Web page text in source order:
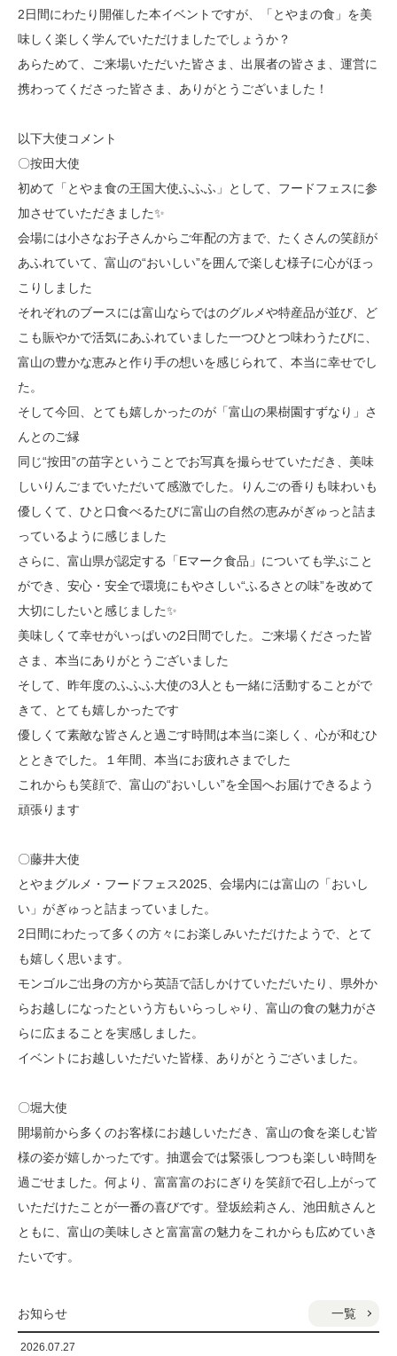
2日間にわたり開催した本イベントですが、「とやまの食」を美
味しく楽しく学んでいただけましたでしょうか？
あらためて、ご来場いただいた皆さま、出展者の皆さま、運営に
携わってくださった皆さま、ありがとうございました！
以下大使コメント
〇按田大使
初めて「とやま食の王国大使ふふふ」として、フードフェスに参
加させていただきました✨
会場には小さなお子さんからご年配の方まで、たくさんの笑顔が
あふれていて、富山の“おいしい”を囲んで楽しむ様子に心がほっ
こりしました
それぞれのブースには富山ならではのグルメや特産品が並び、ど
こも賑やかで活気にあふれていました一つひとつ味わうたびに、
富山の豊かな恵みと作り手の想いを感じられて、本当に幸せでし
た。
そして今回、とても嬉しかったのが「富山の果樹園すずなり」さ
んとのご縁
同じ“按田”の苗字ということでお写真を撮らせていただき、美味
しいりんごまでいただいて感激でした。りんごの香りも味わいも
優しくて、ひと口食べるたびに富山の自然の恵みがぎゅっと詰ま
っているように感じました
さらに、富山県が認定する「Eマーク食品」についても学ぶこと
ができ、安心・安全で環境にもやさしい“ふるさとの味”を改めて
大切にしたいと感じました✨
美味しくて幸せがいっぱいの2日間でした。ご来場くださった皆
さま、本当にありがとうございました
そして、昨年度のふふふ大使の3人とも一緒に活動することがで
きて、とても嬉しかったです
優しくて素敵な皆さんと過ごす時間は本当に楽しく、心が和むひ
とときでした。１年間、本当にお疲れさまでした
これからも笑顔で、富山の“おいしい”を全国へお届けできるよう
頑張ります
〇藤井大使
とやまグルメ・フードフェス2025、会場内には富山の「おいし
い」がぎゅっと詰まっていました。
2日間にわたって多くの方々にお楽しみいただけたようで、とて
も嬉しく思います。
モンゴルご出身の方から英語で話しかけていただいたり、県外か
らお越しになったという方もいらっしゃり、富山の食の魅力がさ
らに広まることを実感しました。
イベントにお越しいただいた皆様、ありがとうございました。
〇堀大使
開場前から多くのお客様にお越しいただき、富山の食を楽しむ皆
様の姿が嬉しかったです。抽選会では緊張しつつも楽しい時間を
過ごせました。何より、富富富のおにぎりを笑顔で召し上がって
いただけたことが一番の喜びです。登坂絵莉さん、池田航さんと
ともに、富山の美味しさと富富富の魅力をこれからも広めていき
たいです。
お知らせ 一覧
2026.07.27